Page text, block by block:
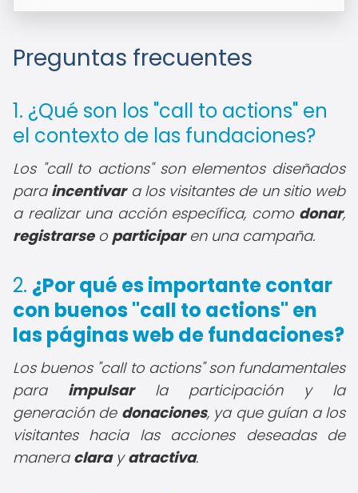
Preguntas frecuentes
1. ¿Qué son los "call to actions" en
el contexto de las fundaciones?
Los "call to actions" son elementos diseñados
para incentivara los visitantes de un sitio web
a realizar una acción específica, como donar,
registrarseo participaren una campaña.
2. ¿Por qué es importante contar
con buenos "call to actions" en
las páginas web de fundaciones?
Los buenos "call to actions" son fundamentales
para impulsarla participación y la
generación de donaciones, ya que guían a los
visitantes hacia las acciones deseadas de
manera clarayatractiva.